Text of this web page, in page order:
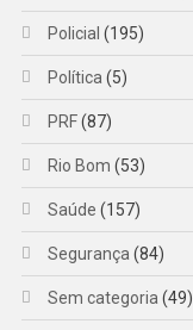
Policial (195)
Política (5)
PRF(87)
Rio Bom (53)
Saúde (157)
Segurança (84)
Sem categoria (49)